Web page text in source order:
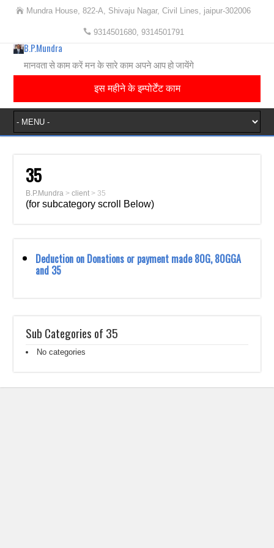
Mundra House, 822-A, Shivaju Nagar, Civil Lines, jaipur-302006
9314501680, 9314501791
B.P.Mundra
मानवता से काम करें मन के सारे काम अपने आप हो जायेंगे
इस महीने के इम्पोर्टेंट काम
35
B.P.Mundra >client > 35
(for subcategory scroll Below)
Deduction on Donations or payment made 80G, 80GGA
and 35
Sub Categories of 35
No categories